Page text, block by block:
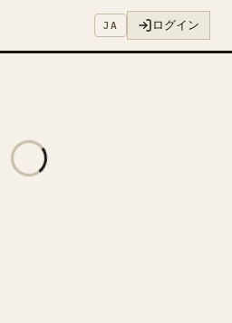
JA ログイン